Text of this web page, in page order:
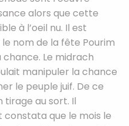
alors que cette
à l’oeil nu. Il est
nom de la fête Pourim
Le midrach
manipuler la chance
le peuple juif. De ce
tirage au sort. Il
que le mois le